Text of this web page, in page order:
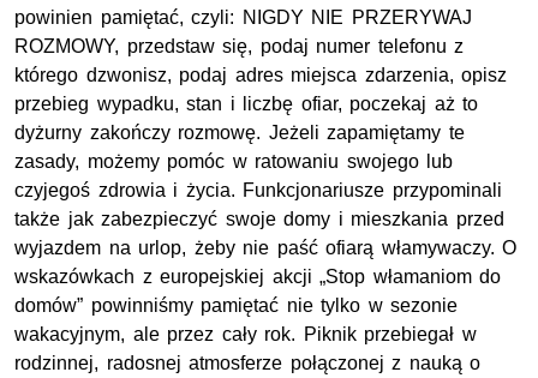
powinien pamiętać, czyli: NIGDY NIE PRZERYWAJ
ROZMOWY, przedstaw się, podaj numer telefonu z
którego dzwonisz, podaj adres miejsca zdarzenia, opisz
przebieg wypadku, stan i liczbę ofiar, poczekaj aż to
dyżurny zakończy rozmowę. Jeżeli zapamiętamy te
zasady, możemy pomóc w ratowaniu swojego lub
czyjegoś zdrowia i życia. Funkcjonariusze przypominali
także jak zabezpieczyć swoje domy i mieszkania przed
wyjazdem na urlop, żeby nie paść ofiarą włamywaczy. O
wskazówkach z europejskiej akcji „Stop włamaniom do
domów” powinniśmy pamiętać nie tylko w sezonie
wakacyjnym, ale przez cały rok. Piknik przebiegał w
rodzinnej, radosnej atmosferze połączonej z nauką o